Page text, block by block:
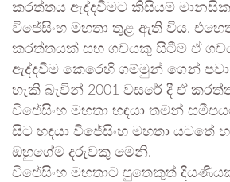
කරත්තය ඇද්දවීමට කිසියම්
විජේසිංහ මහතා තුළ ඇති විය.
කරත්තයක් සහ ගවයකු සිටීම ඒ
ඇද්දවීම කෙරෙහි ගම්මුන් ගෙන්
හැකි බැවින් 2001 වසරේ දී ඒ
විජේසිංහ මහතා හඳයා තමන්
සිට හඳයා විජේසිංහ මහතා යටතේ
ඔහුගේම දරුවකු මෙනි.
විජේසිංහ මහතාට පුතෙකුත්